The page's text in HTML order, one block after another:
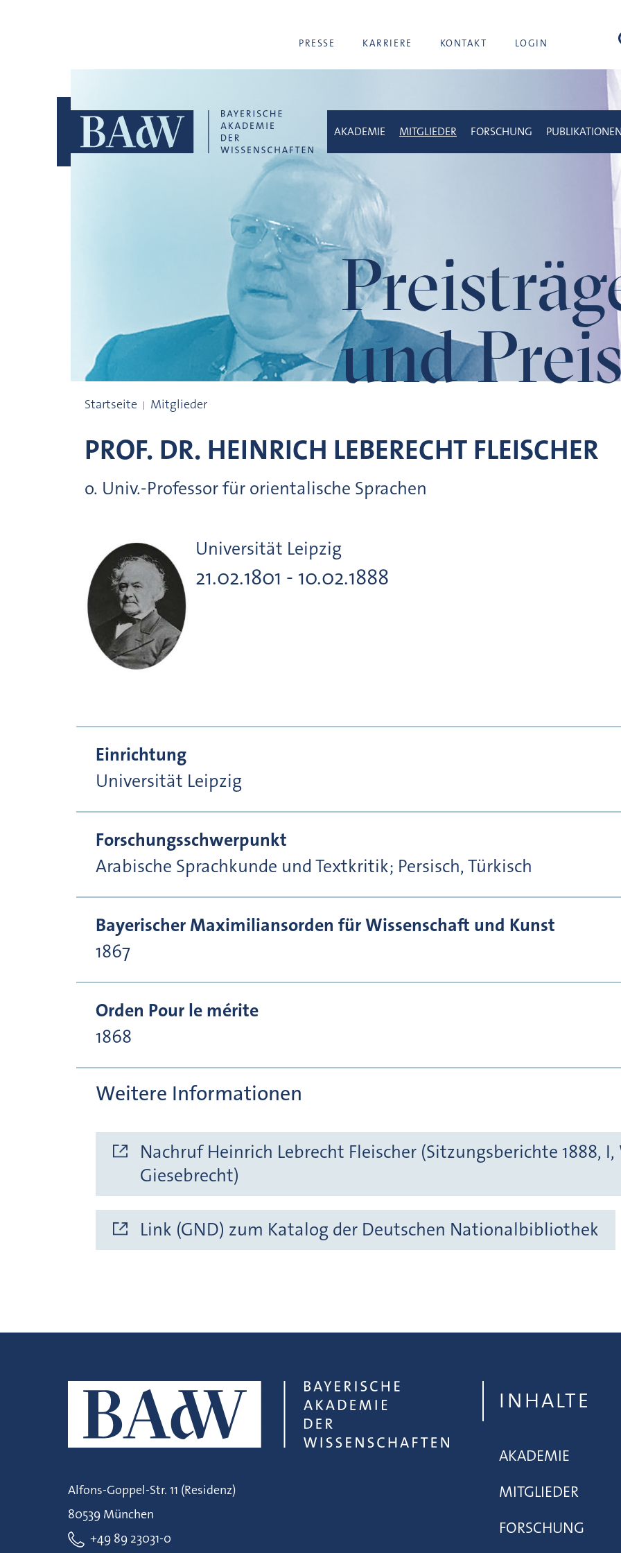
PRESSE KARRIERE KONTAKT LOGIN
und
AKADEMIE MITGLIEDER FORSCHUNG PUBLIKATIONEN
Startseite Mitglieder
PROF. DR. HEINRICH LEBERECHT FLEISCHER
o. Univ.-Professor für orientalische Sprachen
Universität Leipzig
21.02.1801 - 10.02.1888
Einrichtung
Universität Leipzig
Forschungsschwerpunkt
Arabische Sprachkunde und Textkritik; Persisch, Türkisch
Bayerischer Maximiliansorden für Wissenschaft und Kunst
1867
Orden Pour le mérite
1868
Weitere Informationen
Nachruf Heinrich Lebrecht Fleischer (Sitzungsberichte 1888,
Giesebrecht)
Link (GND) zum Katalog der Deutschen Nationalbibliothek
Alfons-Goppel-Str. 11 (Residenz)
80539 München
+49 89 23031-0
INHALTE
AKADEMIE
MITGLIEDER
FORSCHUNG